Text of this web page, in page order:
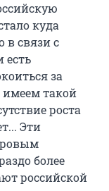
куда
в связи с
за
такой
роста
Эти
более
российской